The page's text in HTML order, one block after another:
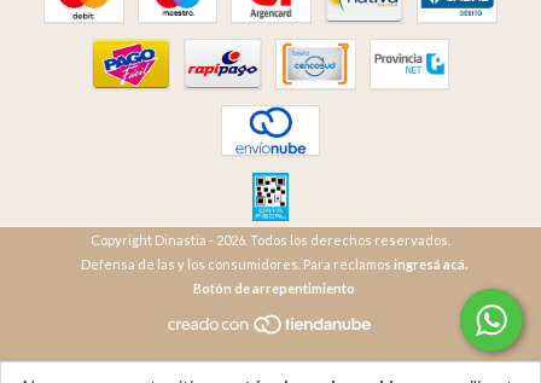
Copyright Dinastia - 2026. Todos los derechos reservados.
Defensa de las y los consumidores. Para reclamos ingresá acá.
Botón de arrepentimiento